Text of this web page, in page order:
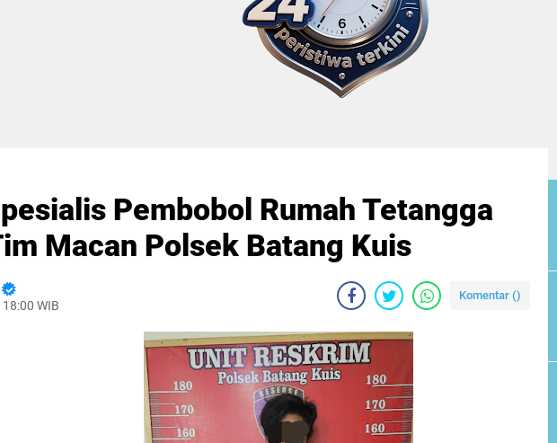
Pembobol Rumah Tetangga
Macan Polsek Batang Kuis
WIB
Komentar ()